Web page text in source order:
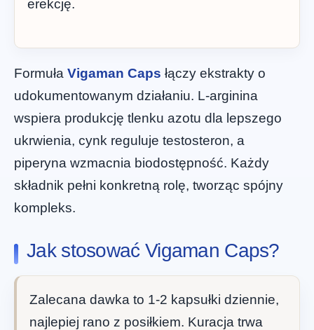
erekcję.
Formuła Vigaman Caps łączy ekstrakty o
udokumentowanym działaniu. L-arginina
wspiera produkcję tlenku azotu dla lepszego
ukrwienia, cynk reguluje testosteron, a
piperyna wzmacnia biodostępność. Każdy
składnik pełni konkretną rolę, tworząc spójny
kompleks.
Jak stosować Vigaman Caps?
Zalecana dawka to 1-2 kapsułki dziennie,
najlepiej rano z posiłkiem. Kuracja trwa